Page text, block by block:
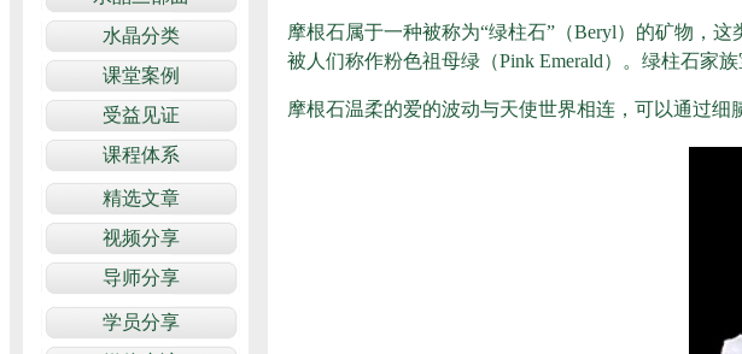
摩根石属于一种被称为“绿柱石”（Beryl）的矿物，
被人们称作粉色祖母绿（Pink Emerald）。绿柱石家
摩根石温柔的爱的波动与天使世界相连，可以通过